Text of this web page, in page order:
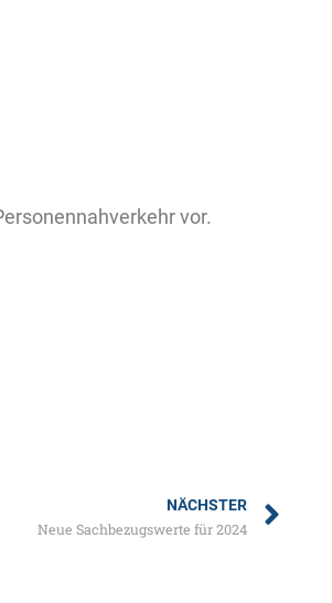
vor.
NÄCHSTER
Neue Sachbezugswerte für 2024